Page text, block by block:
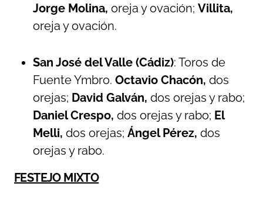
Jorge Molina, oreja y ovación; Villita,
oreja y ovación.
San José del Valle (Cádiz): Toros de
Fuente Ymbro. Octavio Chacón, dos
orejas; David Galván, dos orejas y rabo;
Daniel Crespo, dos orejas y rabo; El
Melli, dos orejas; Ángel Pérez, dos
orejas y rabo.
FESTEJO MIXTO